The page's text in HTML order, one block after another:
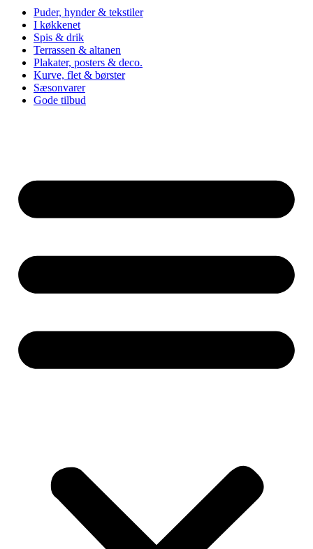
Puder, hynder & tekstiler
I køkkenet
Spis & drik
Terrassen & altanen
Plakater, posters & deco.
Kurve, flet & børster
Sæsonvarer
Gode tilbud